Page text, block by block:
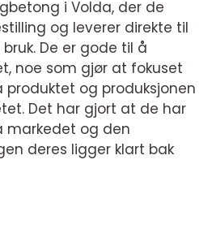
i Volda, der de
og leverer direkte til
De er gode til å
noe som gjør at fokuset
og produksjonen
Det har gjort at de har
markedet og den
deres ligger klart bak